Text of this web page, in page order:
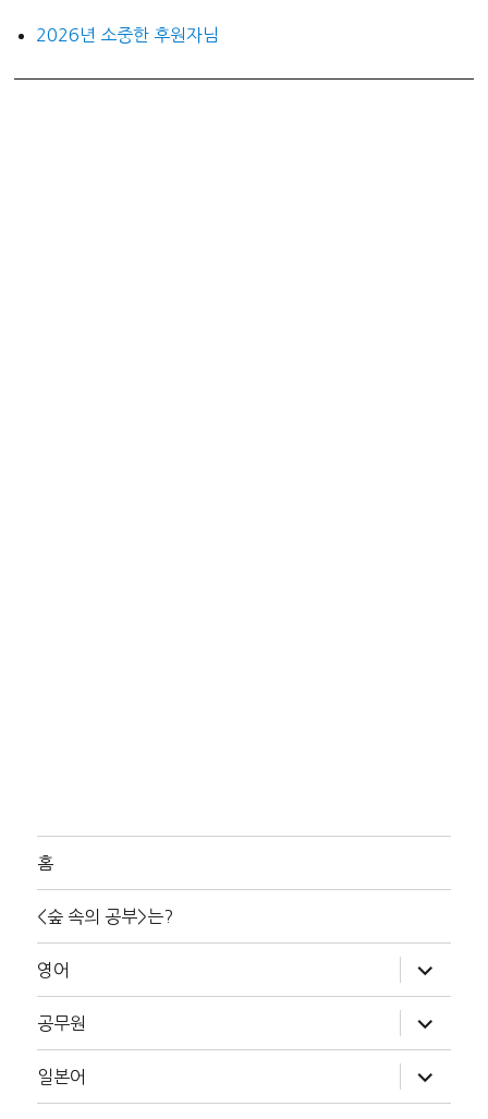
2026년 소중한 후원자님
홈
<숲 속의 공부>는?
영어
위
메
확
장
공무원
위
메
확
장
일본어
위
메